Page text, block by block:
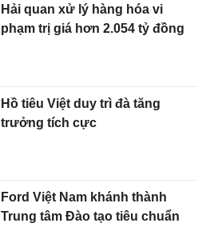
Hải quan xử lý hàng hóa vi
phạm trị giá hơn 2.054 tỷ đồng
Hồ tiêu Việt duy trì đà tăng
trưởng tích cực
Ford Việt Nam khánh thành
Trung tâm Đào tạo tiêu chuẩn